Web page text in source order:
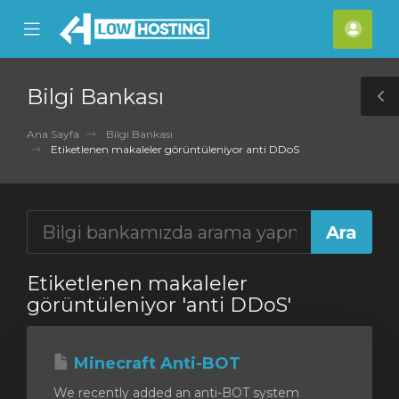
Mobile
Menu
Bilgi Bankası
Ana Sayfa
Bilgi Bankası
Etiketlenen makaleler görüntüleniyor anti DDoS
Etiketlenen makaleler
görüntüleniyor 'anti DDoS'
Minecraft Anti-BOT
We recently added an anti-BOT system